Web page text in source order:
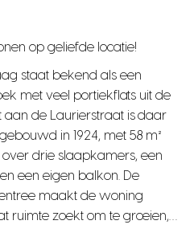
op geliefde locatie!
staat bekend als een
met veel portiekflats uit de
de Laurierstraat is daar
in 1924, met 58 m²
drie slaapkamers, een
een eigen balkon. De
maakt de woning
ruimte zoekt om te groeien,…